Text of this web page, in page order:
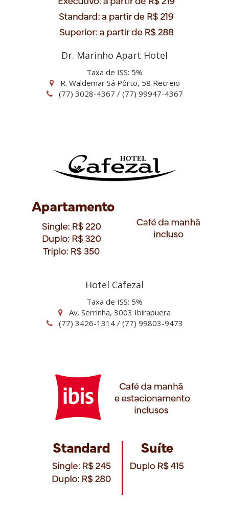
Dr. Marinho Apart Hotel
Taxa de ISS: 5%
R. Waldemar Sá Pôrto, 58 Recreio
(77) 3028-4367 / (77) 99947-4367
Hotel Cafezal
Taxa de ISS: 5%
Av. Serrinha, 3003 Ibirapuera
(77) 3426-1314 / (77) 99803-9473